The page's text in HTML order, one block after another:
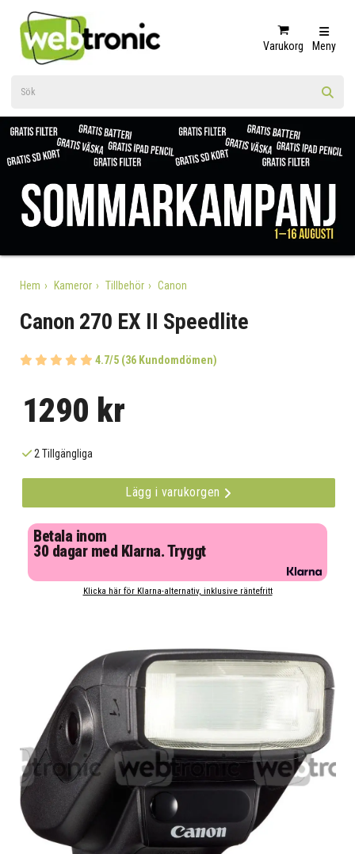
Varukorg Meny
Hem Kameror Tillbehör Canon
Canon 270 EX II Speedlite
4.7/5 (36 Kundomdömen)
1290 kr
2 Tillgängliga
Lägg i varukorgen
Betala inom
30 dagar med Klarna. Tryggt
Klicka här för Klarna-alternativ, inklusive räntefritt